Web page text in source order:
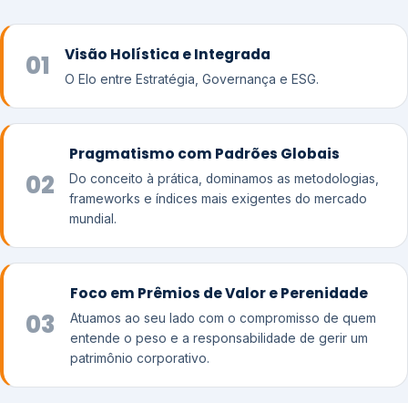
01 Visão Holística e Integrada
O Elo entre Estratégia, Governança e ESG.
02
Pragmatismo com Padrões Globais
Do conceito à prática, dominamos as metodologias,
frameworks e índices mais exigentes do mercado
mundial.
03
Foco em Prêmios de Valor e Perenidade
Atuamos ao seu lado com o compromisso de quem
entende o peso e a responsabilidade de gerir um
patrimônio corporativo.